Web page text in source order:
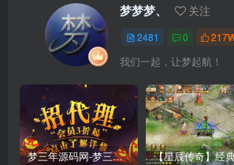
梦梦梦、 关注
2481 0
我们一起，让梦起航！
梦三年源码网-梦三年ym会员代理详情